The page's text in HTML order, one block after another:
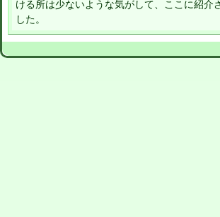
ける所は少ないような気がして、ここに紹介
した。